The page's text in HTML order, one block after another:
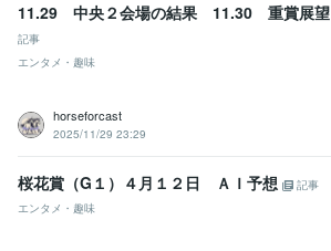
11.29 中央２会場の結果 11.30 重賞展望
記事
エンタメ・趣味
horseforcast
2025/11/29 23:29
桜花賞（G１）４月１２日 ＡＩ予想
記事
エンタメ・趣味